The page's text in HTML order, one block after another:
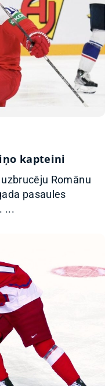
kapteini
Romānu
pasaules
...